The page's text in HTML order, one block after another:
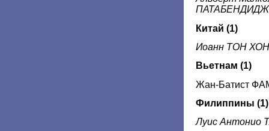
Китай (1)
Иоанн ТОН
Вьетнам (1)
Жан-Батист
Филиппины (1)
Луис Антонио